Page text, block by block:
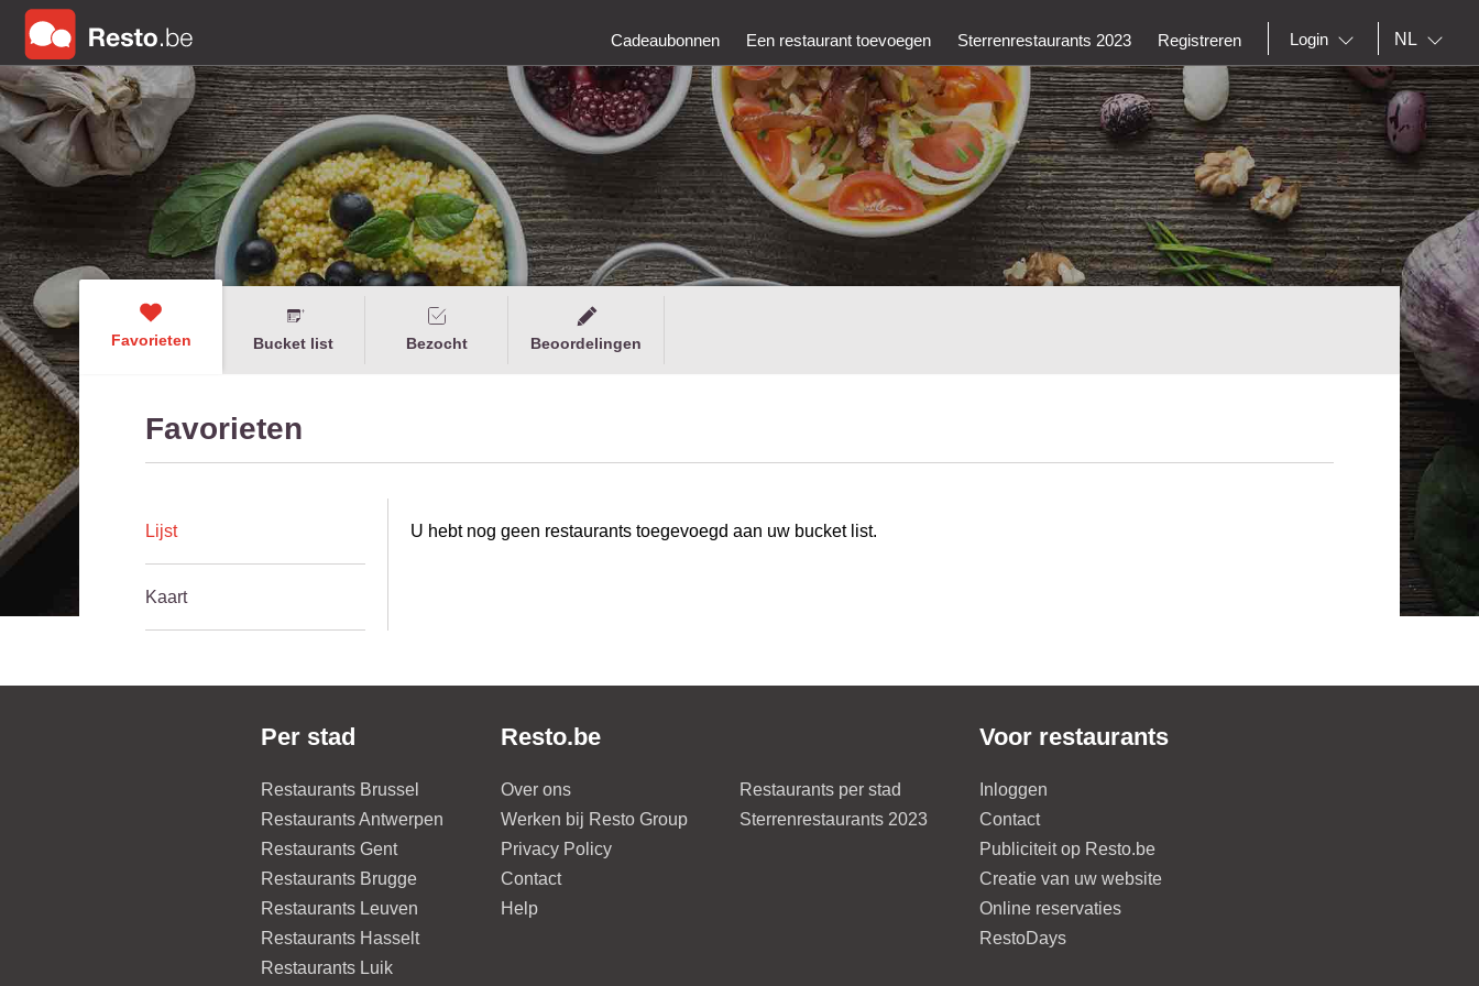
Cadeaubonnen Een restaurant toevoegen Sterrenrestaurants 2023 Registreren Login NL
Favorieten Bucket list Bezocht Beoordelingen
Favorieten
Lijst
Kaart
U hebt nog geen restaurants toegevoegd aan uw bucket list.
Per stad
Restaurants Brussel
Restaurants Antwerpen
Restaurants Gent
Restaurants Brugge
Restaurants Leuven
Restaurants Hasselt
Restaurants Luik
Resto.be
Over ons
Werken bij Resto Group
Privacy Policy
Contact
Help
Restaurants per stad
Sterrenrestaurants 2023
Voor restaurants
Inloggen
Contact
Publiciteit op Resto.be
Creatie van uw website
Online reservaties
RestoDays